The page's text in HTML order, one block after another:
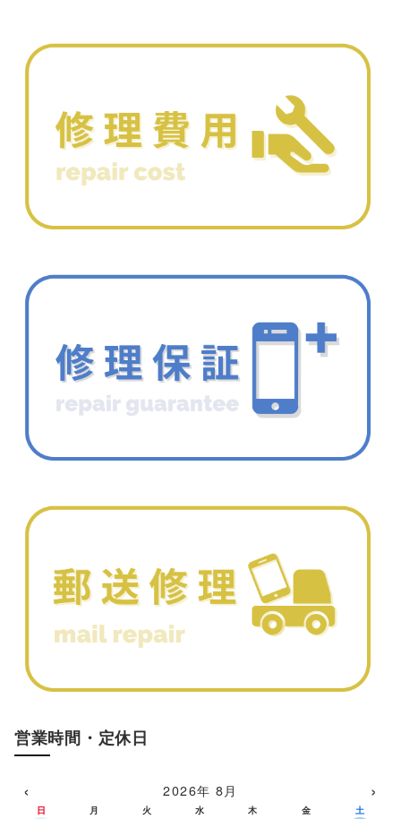
営業時間・定休日
‹ 2026年 8月 ›
日 月 火 水 木 金 土